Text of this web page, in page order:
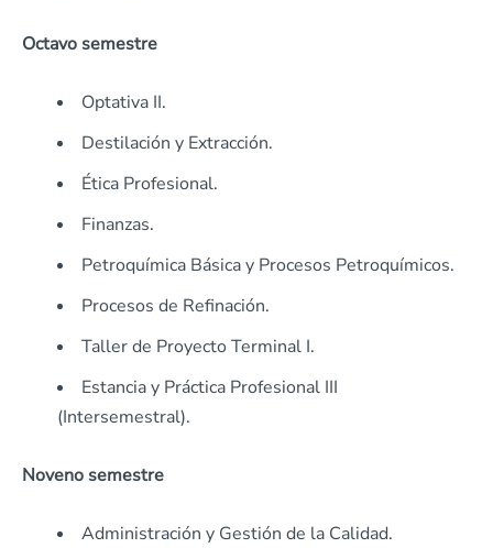
Octavo semestre
Optativa II.
Destilación y Extracción.
Ética Profesional.
Finanzas.
Petroquímica Básica y Procesos Petroquímicos.
Procesos de Refinación.
Taller de Proyecto Terminal I.
Estancia y Práctica Profesional III
(Intersemestral).
Noveno semestre
Administración y Gestión de la Calidad.